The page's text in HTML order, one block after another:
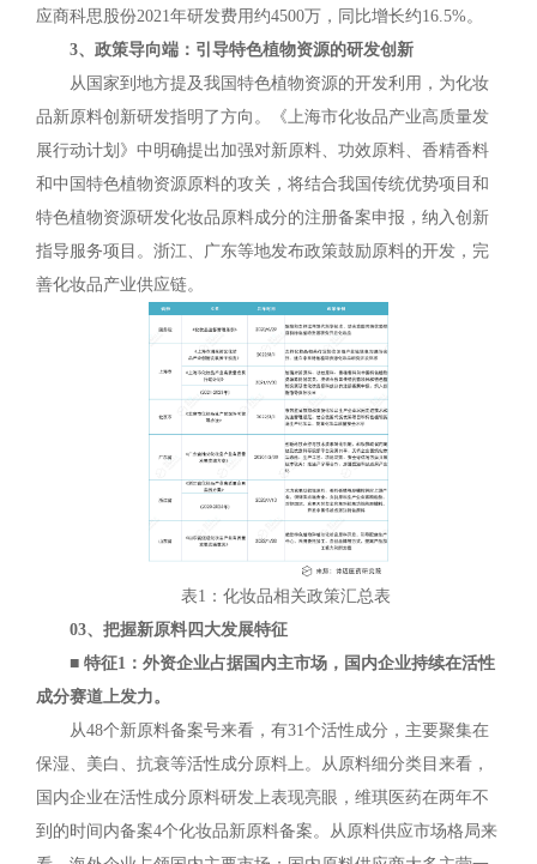
应商科思股份2021年研发费用约4500万，同比增长约16.5%。
3、政策导向端：引导特色植物资源的研发创新
从国家到地方提及我国特色植物资源的开发利用，为化妆
品新原料创新研发指明了方向。《上海市化妆品产业高质量发
展行动计划》中明确提出加强对新原料、功效原料、香精香料
和中国特色植物资源原料的攻关，将结合我国传统优势项目和
特色植物资源研发化妆品原料成分的注册备案申报，纳入创新
指导服务项目。浙江、广东等地发布政策鼓励原料的开发，完
善化妆品产业供应链。
表1：化妆品相关政策汇总表
03、把握新原料四大发展特征
■ 特征1：外资企业占据国内主市场，国内企业持续在活性
成分赛道上发力。
从48个新原料备案号来看，有31个活性成分，主要聚集在
保湿、美白、抗衰等活性成分原料上。从原料细分类目来看，
国内企业在活性成分原料研发上表现亮眼，维琪医药在两年不
到的时间内备案4个化妆品新原料备案。从原料供应市场格局来